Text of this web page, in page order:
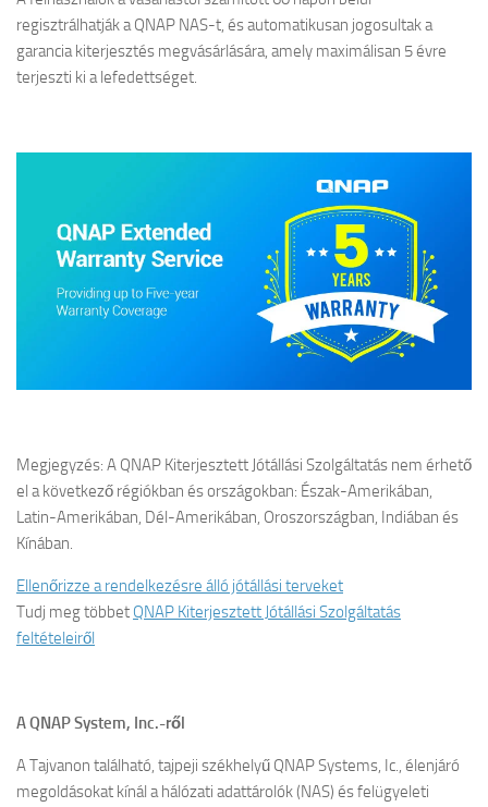
regisztrálhatják a QNAP NAS-t, és automatikusan jogosultak a
garancia kiterjesztés megvásárlására, amely maximálisan 5 évre
terjeszti ki a lefedettséget.
Megjegyzés: A QNAP Kiterjesztett Jótállási Szolgáltatás nem érhető
el a következő régiókban és országokban: Észak-Amerikában,
Latin-Amerikában, Dél-Amerikában, Oroszországban, Indiában és
Kínában.
Ellenőrizze a rendelkezésre álló jótállási terveket
Tudj meg többet QNAP Kiterjesztett Jótállási Szolgáltatás
feltételeiről
A QNAP System, Inc.-ről
A Tajvanon található, tajpeji székhelyű QNAP Systems, Ic., élenjáró
megoldásokat kínál a hálózati adattárolók (NAS) és felügyeleti